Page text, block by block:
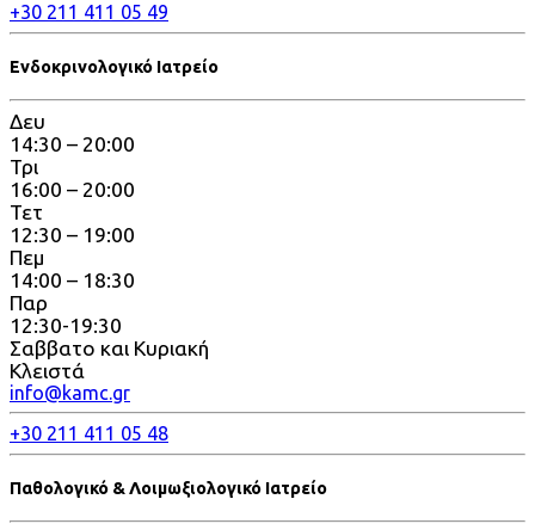
+30 211 411 05 49
Ενδοκρινολογικό Ιατρείο
Δευ
14:30 – 20:00
Τρι
16:00 – 20:00
Τετ
12:30 – 19:00
Πεμ
14:00 – 18:30
Παρ
12:30-19:30
Σαββατο και Κυριακή
Κλειστά
info@kamc.gr
+30 211 411 05 48
Παθολογικό & Λοιμωξιολογικό Ιατρείο